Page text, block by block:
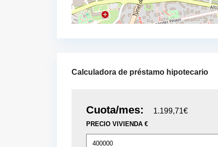
Calculadora de préstamo hipotecario
Cuota/mes: 1.199,71€
PRECIO VIVIENDA €